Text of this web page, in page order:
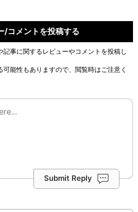
/コメントを投稿する
記事に関するレビューやコメントを投稿し
能性もありますので、閲覧時はご注意く
Submit Reply